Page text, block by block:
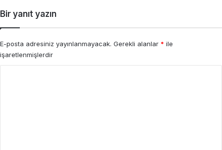
Bir yanıt yazın
E-posta adresiniz yayınlanmayacak. Gerekli alanlar * ile
işaretlenmişlerdir